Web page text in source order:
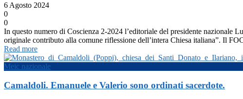
6 Agosto 2024
0
0
In questo numero di Coscienza 2-2024 l’editoriale del presidente nazionale
originale contributo alla comune riflessione dell’intera Chiesa italiana”. Il
Read more
Meic nazionale
Camaldoli. Emanuele e Valerio sono ordinati sacerdote.